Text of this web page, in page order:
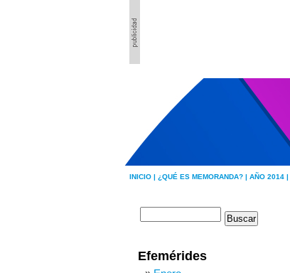
INICIO | ¿QUÉ ES MEMORANDA? | AÑO 2014 |
Efemérides